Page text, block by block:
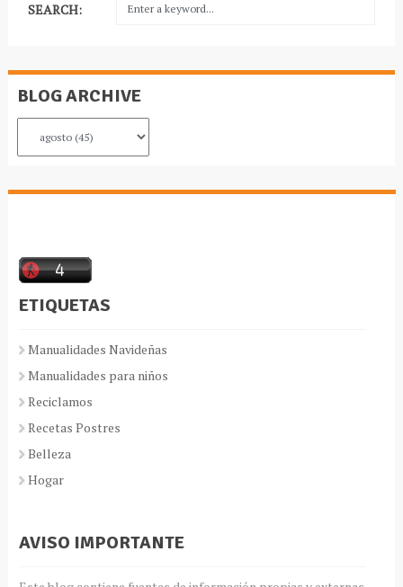
SEARCH:
BLOG ARCHIVE
ETIQUETAS
Manualidades Navideñas
Manualidades para niños
Reciclamos
Recetas Postres
Belleza
Hogar
AVISO IMPORTANTE